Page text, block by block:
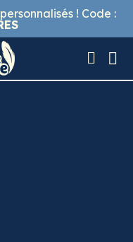
! Code :